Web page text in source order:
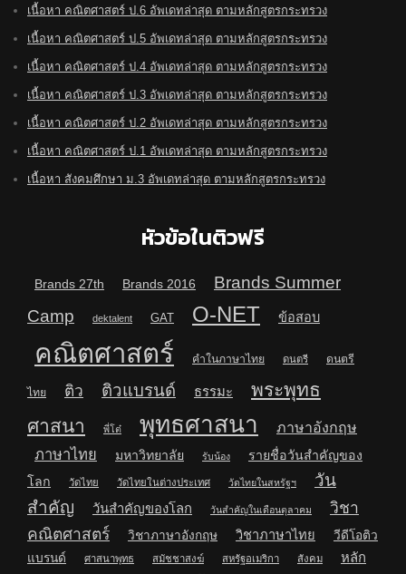
เนื้อหา คณิตศาสตร์ ป.6 อัพเดทล่าสุด ตามหลักสูตรกระทรวง
เนื้อหา คณิตศาสตร์ ป.5 อัพเดทล่าสุด ตามหลักสูตรกระทรวง
เนื้อหา คณิตศาสตร์ ป.4 อัพเดทล่าสุด ตามหลักสูตรกระทรวง
เนื้อหา คณิตศาสตร์ ป.3 อัพเดทล่าสุด ตามหลักสูตรกระทรวง
เนื้อหา คณิตศาสตร์ ป.2 อัพเดทล่าสุด ตามหลักสูตรกระทรวง
เนื้อหา คณิตศาสตร์ ป.1 อัพเดทล่าสุด ตามหลักสูตรกระทรวง
เนื้อหา สังคมศึกษา ม.3 อัพเดทล่าสุด ตามหลักสูตรกระทรวง
หัวข้อในติวฟรี
Brands 27th Brands 2016
Brands Summer
Camp
dektalent GAT O-NET ข้อสอบ
คณิตศาสตร์ คำในภาษาไทย ดนตรี ดนตรี
ไทย ติว ติวแบรนด์ ธรรมะ
พระพุทธ
ศาสนา
พี่โต๋ พุทธศาสนา ภาษาอังกฤษ
ภาษาไทย มหาวิทยาลัย รับน้อง
รายชื่อวันสำคัญของ
โลก
วัดไทย วัดไทยในต่างประเทศ วัดไทยในสหรัฐฯ
วัน
สำคัญ
วันสำคัญของโลก วันสำคัญในเดือนตุลาคม
วิชา
คณิตศาสตร์
วิชาภาษาอังกฤษ วิชาภาษาไทย
วีดีโอติว
แบรนด์
ศาสนาพุทธ สมัชชาสงฆ์ สหรัฐอเมริกา สังคม
หลัก